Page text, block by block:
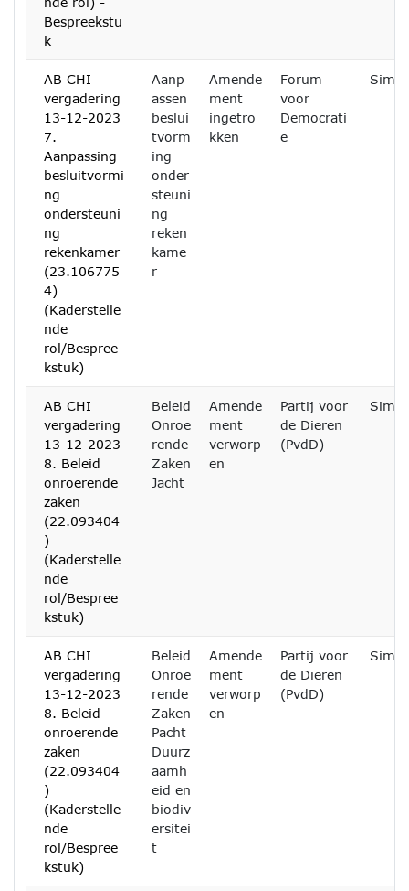
Bespreekstu
k
AB CHI
vergadering
13-12-2023
7.
Aanpassing
besluitvormi
ng
ondersteuni
ng
rekenkamer
(23.106775
4)
(Kaderstelle
nde
rol/Bespree
kstuk)
Aanp
assen
beslui
tvorm
ing
onder
steuni
ng
reken
kame
r
Amende
ment
ingetro
kken
Forum
voor
Democrati
e
AB CHI
vergadering
13-12-2023
8. Beleid
onroerende
zaken
(22.093404
)
(Kaderstelle
nde
rol/Bespree
kstuk)
Beleid
Onroe
rende
Zaken
Jacht
Amende
ment
verworp
en
Partij voor
de Dieren
(PvdD)
AB CHI
vergadering
13-12-2023
8. Beleid
onroerende
zaken
(22.093404
)
(Kaderstelle
nde
rol/Bespree
kstuk)
Beleid
Onroe
rende
Zaken
Pacht
Duurz
aamh
eid en
biodiv
ersitei
t
Amende
ment
verworp
en
Partij voor
de Dieren
(PvdD)